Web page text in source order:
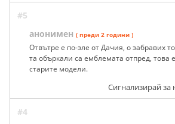
#5
анонимен ( преди 2 години )
Отвътре е по-зле от Дачия, о забравих
та объркали са емблемата отпред, това
старите модели.
Сигнализирай за
#4